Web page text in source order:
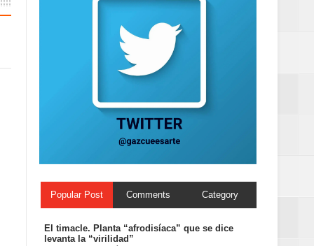
Rock Café
Popular Post Comments Category
El timacle. Planta “afrodisíaca” que se dice
levanta la “virilidad”